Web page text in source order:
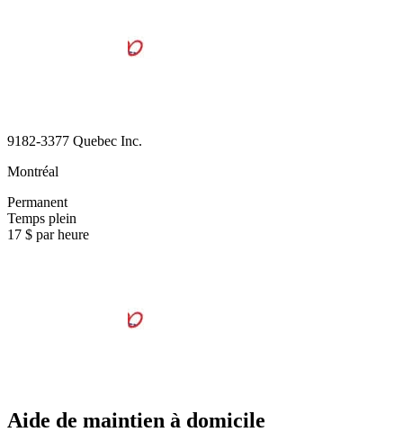
9182-3377 Quebec Inc.
Montréal
Permanent
Temps plein
17 $ par heure
Aide de maintien à domicile